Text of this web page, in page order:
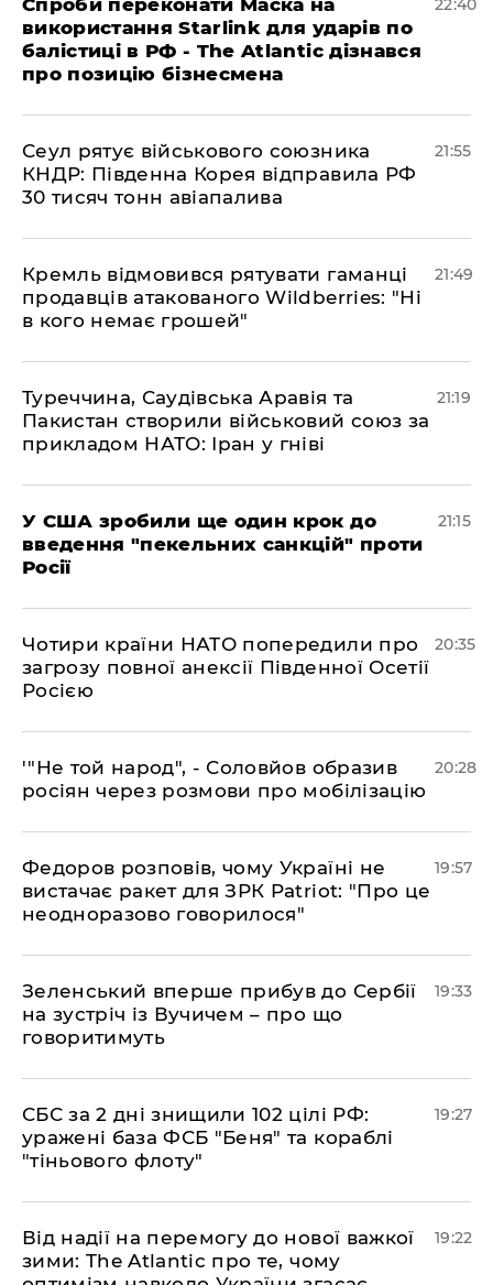
​Спроби переконати Маска на
використання Starlink для ударів по
балістиці в РФ - The Atlantic дізнався
про позицію бізнесмена
22:40
​Сеул рятує військового союзника
КНДР: Південна Корея відправила РФ
30 тисяч тонн авіапалива
21:55
​Кремль відмовився рятувати гаманці
продавців атакованого Wildberries: "Ні
в кого немає грошей"
21:49
​Туреччина, Саудівська Аравія та
Пакистан створили військовий союз за
прикладом НАТО: Іран у гніві
21:19
​У США зробили ще один крок до
введення "пекельних санкцій" проти
Росії
21:15
​Чотири країни НАТО попередили про
загрозу повної анексії Південної Осетії
Росією
20:35
​'"Не той народ", - Соловйов образив
росіян через розмови про мобілізацію
20:28
​Федоров розповів, чому Україні не
вистачає ракет для ЗРК Patriot: "Про це
неодноразово говорилося"
19:57
​Зеленський вперше прибув до Сербії
на зустріч із Вучичем – про що
говоритимуть
19:33
​СБС за 2 дні знищили 102 цілі РФ:
уражені база ФСБ "Беня" та кораблі
"тіньового флоту"
19:27
​Від надії на перемогу до нової важкої
зими: The Atlantic про те, чому
19:22